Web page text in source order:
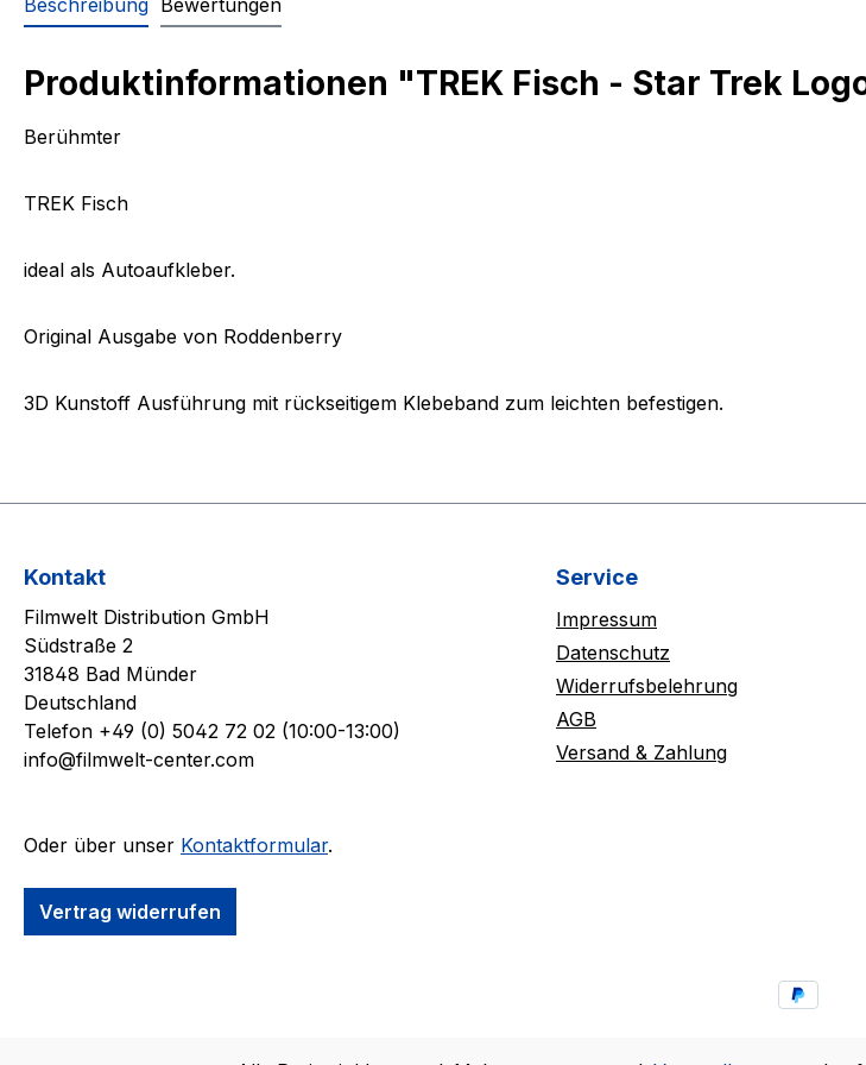
Beschreibung Bewertungen
Produktinformationen "TREK Fisch - Star Trek
Berühmter
TREK Fisch
ideal als Autoaufkleber.
Original Ausgabe von Roddenberry
3D Kunstoff Ausführung mit rückseitigem Klebeband zum leichten befestigen.
Kontakt
Filmwelt Distribution GmbH
Südstraße 2
31848 Bad Münder
Deutschland
Telefon +49 (0) 5042 72 02 (10:00-13:00)
info@filmwelt-center.com
Oder über unser Kontaktformular.
Vertrag widerrufen
Service
Impressum
Datenschutz
Widerrufsbelehrung
AGB
Versand & Zahlung